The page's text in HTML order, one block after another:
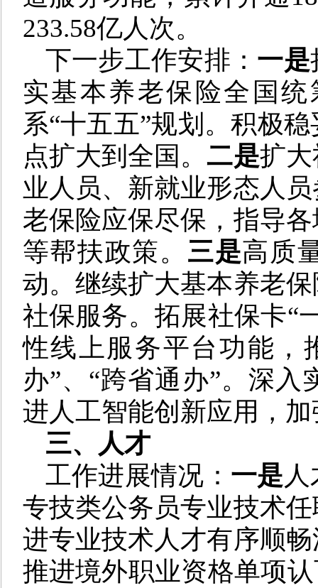
233.58亿人次。
下一步工作安排： 一是
实基本养老保险全国
系“十五五”规划。积极
点扩大到全国。二是扩
业人员、新就业形态人
老保险应保尽保，指导
等帮扶政策。 三是高质
动。继续扩大基本养老
社保服务。拓展社保卡“
性线上服务平台功能，
办”、“跨省通办”。深
进人工智能创新应用，
三、人才
工作进展情况： 一是
专技类公务员专业技术
进专业技术人才有序顺
推进境外职业资格单项